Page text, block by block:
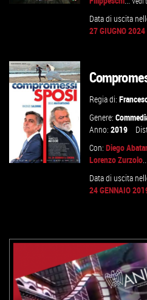
VAI ALLA SCHEDA
Data di uscita
27 GIUGNO 2024
VAI ALLA SCHEDA
Regia di:
Genere:
Anno:2019
Con:Diego
Lorenzo Zurzolo
Data di uscita
24 GENNAIO